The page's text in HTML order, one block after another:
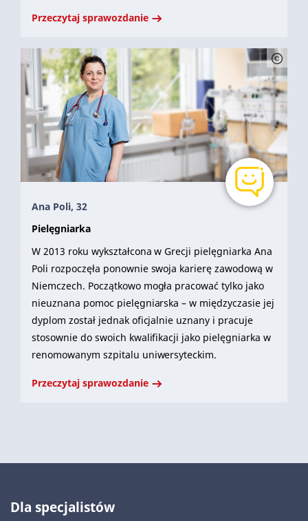
Przeczytaj sprawozdanie
Ana Poli, 32
Pielęgniarka
W 2013 roku wykształcona w Grecji pielęgniarka Ana
Poli rozpoczęła ponownie swoja karierę zawodową w
Niemczech. Początkowo mogła pracować tylko jako
nieuznana pomoc pielęgniarska – w międzyczasie jej
dyplom został jednak oficjalnie uznany i pracuje
stosownie do swoich kwalifikacji jako pielęgniarka w
renomowanym szpitalu uniwersyteckim.
Przeczytaj sprawozdanie
Dla specjalistów